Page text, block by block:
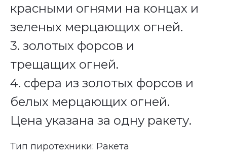
красными огнями на концах и
зеленых мерцающих огней.
3. золотых форсов и
трещащих огней.
4. сфера из золотых форсов и
белых мерцающих огней.
Цена указана за одну ракету.
Тип пиротехники: Ракета